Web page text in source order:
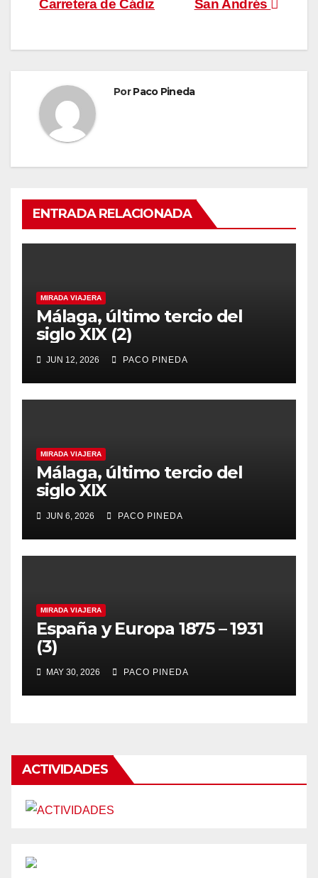
de
entradas
San Andrés
Carretera de Cádiz
PorPaco Pineda
ENTRADA RELACIONADA
MIRADA VIAJERA
Málaga, último tercio del
siglo XIX (2)
JUN 12, 2026 PACO PINEDA
MIRADA VIAJERA
Málaga, último tercio del
siglo XIX
JUN 6, 2026 PACO PINEDA
MIRADA VIAJERA
España y Europa 1875 – 1931
(3)
MAY 30, 2026 PACO PINEDA
ACTIVIDADES